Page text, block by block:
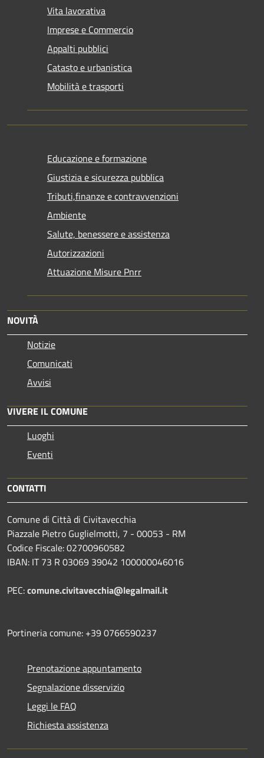
Vita lavorativa
Imprese e Commercio
Appalti pubblici
Catasto e urbanistica
Mobilità e trasporti
Educazione e formazione
Giustizia e sicurezza pubblica
Tributi,finanze e contravvenzioni
Ambiente
Salute, benessere e assistenza
Autorizzazioni
Attuazione Misure Pnrr
NOVITÀ
Notizie
Comunicati
Avvisi
VIVERE IL COMUNE
Luoghi
Eventi
CONTATTI
Comune di Città di Civitavecchia
Piazzale Pietro Guglielmotti, 7 - 00053 - RM
Codice Fiscale: 02700960582
IBAN: IT 73 R 03069 39042 100000046016
PEC:comune.civitavecchia@legalmail.it
Portineria comune: +39 0766590237
Prenotazione appuntamento
Segnalazione disservizio
Leggi le FAQ
Richiesta assistenza